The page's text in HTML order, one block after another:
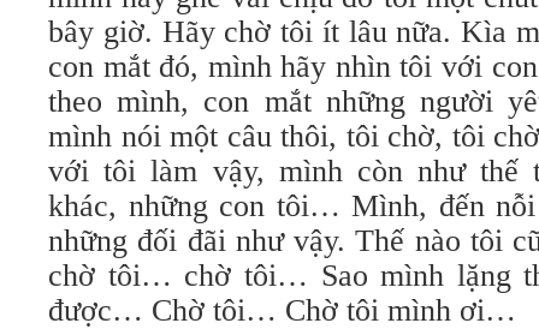
bây giờ. Hãy chờ tôi ít lâu nữa. Kìa
con mắt đó, mình hãy nhìn tôi với
theo mình, con mắt những người
mình nói một câu thôi, tôi chờ, tôi
với tôi làm vậy, mình còn như thế
khác, những con tôi… Mình, đến
những đối đãi như vậy. Thế nào tôi
chờ tôi… chờ tôi… Sao mình lặng
được… Chờ tôi… Chờ tôi mình ơi…